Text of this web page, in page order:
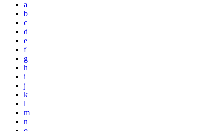
a
b
c
d
e
f
g
h
i
j
k
l
m
n